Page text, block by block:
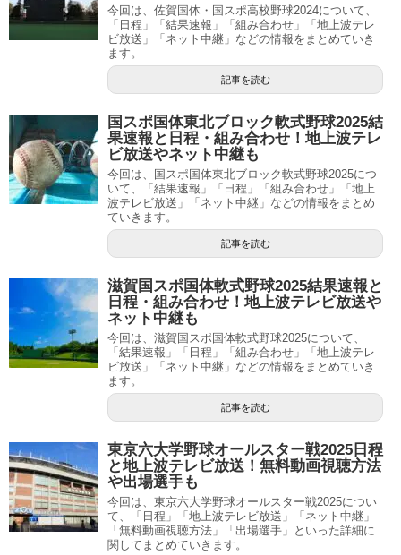
今回は、佐賀国体・国スポ高校野球2024について、
「日程」「結果速報」「組み合わせ」「地上波テレ
ビ放送」「ネット中継」などの情報をまとめていき
ます。
記事を読む
国スポ国体東北ブロック軟式野球2025結
果速報と日程・組み合わせ！地上波テレ
ビ放送やネット中継も
今回は、国スポ国体東北ブロック軟式野球2025につ
いて、「結果速報」「日程」「組み合わせ」「地上
波テレビ放送」「ネット中継」などの情報をまとめ
ていきます。
記事を読む
滋賀国スポ国体軟式野球2025結果速報と
日程・組み合わせ！地上波テレビ放送や
ネット中継も
今回は、滋賀国スポ国体軟式野球2025について、
「結果速報」「日程」「組み合わせ」「地上波テレ
ビ放送」「ネット中継」などの情報をまとめていき
ます。
記事を読む
東京六大学野球オールスター戦2025日程
と地上波テレビ放送！無料動画視聴方法
や出場選手も
今回は、東京六大学野球オールスター戦2025につい
て、「日程」「地上波テレビ放送」「ネット中継」
「無料動画視聴方法」「出場選手」といった詳細に
関してまとめていきます。